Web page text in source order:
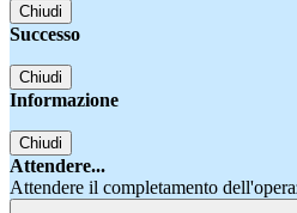
Chiudi
Successo
Chiudi
Informazione
Chiudi
Attendere...
Attendere il completamento